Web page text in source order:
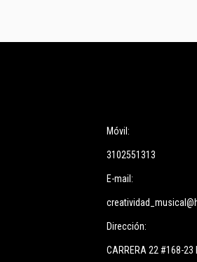
Móvil:
3102551313
E-mail:
Dirección:
CARRERA 22 #168-23